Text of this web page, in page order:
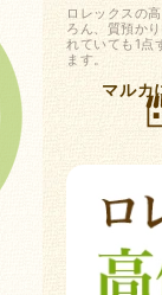
ロレックスの
ろん、質預か
れていても1点
ます。
マルカ